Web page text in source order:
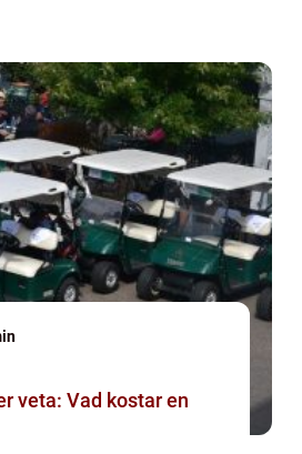
veta: Vad kostar en